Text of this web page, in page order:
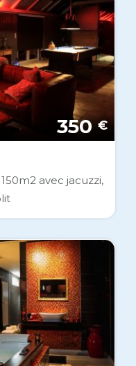
350 €
avec jacuzzi,